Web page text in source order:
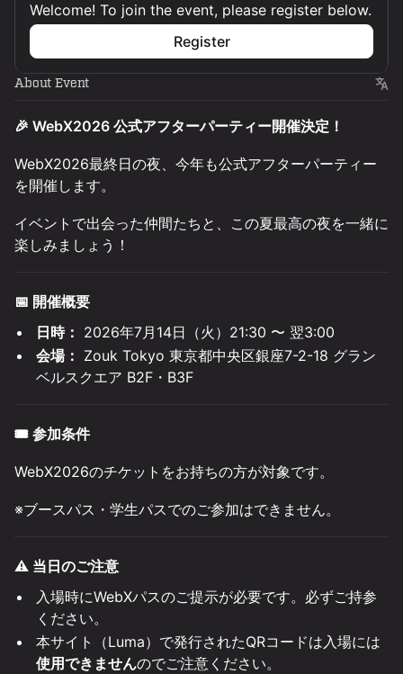
Welcome! To join the event, please register below.
Register
About Event
🎉 WebX2026 公式アフターパーティー開催決定！
WebX2026最終日の夜、今年も公式アフターパーティー
を開催します。
イベントで出会った仲間たちと、この夏最高の夜を一緒に
楽しみましょう！
📅 開催概要
日時： 2026年7月14日（火）21:30 〜 翌3:00
会場： Zouk Tokyo 東京都中央区銀座7-2-18 グラン
ベルスクエア B2F・B3F
🎟️ 参加条件
WebX2026のチケットをお持ちの方が対象です。
※ブースパス・学生パスでのご参加はできません。
⚠️ 当日のご注意
入場時にWebXパスのご提示が必要です。必ずご持参
ください。
本サイト（Luma）で発行されたQRコードは入場には
使用できませんのでご注意ください。